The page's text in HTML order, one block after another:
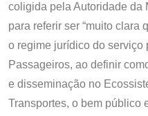
coligida pela Autoridade da
para referir ser “muito clara
o regime jurídico do serviço
Passageiros, ao definir
e disseminação no
Transportes, o bem público